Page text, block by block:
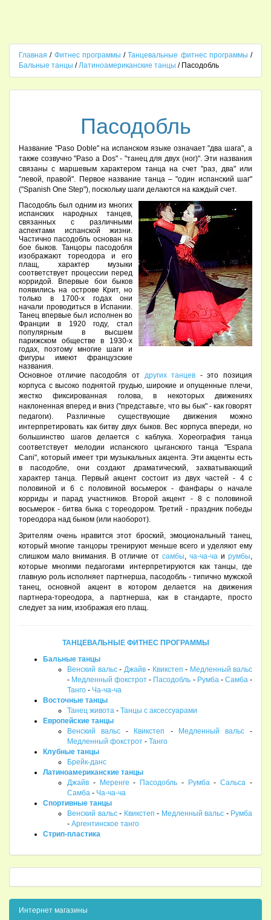
Главная / Фитнес программы /Танцевальные фитнес программы /
Бальные танцы /Латиноамериканские танцы / Пасодобль
Пасодобль
Название "Paso Doble" на испанском языке означает "два шага", а
также созвучно "Paso a Dos" - "танец для двух (ног)". Эти названия
связаны с маршевым характером танца на счет "раз, два" или
"левой, правой". Первое название танца – "один испанский шаг"
("Spanish One Step"), поскольку шаги делаются на каждый счет.
Пасодобль был одним из многих
испанских народных танцев,
связанных с различными
аспектами испанской жизни.
Частично пасодобль основан на
бое быков. Танцоры пасодобля
изображают тореодора и его
плащ, характер музыки
соответствует процессии перед
корридой. Впервые бои быков
появились на острове Крит, но
только в 1700-х годах они
начали проводиться в Испании.
Танец впервые был исполнен во
Франции в 1920 году, стал
популярным в высшем
парижском обществе в 1930-х
годах, поэтому многие шаги и
фигуры имеют французские
названия.
Основное отличие пасодобля от других танцев - это позиция
корпуса с высоко поднятой грудью, широкие и опущенные плечи,
жестко фиксированная голова, в некоторых движениях
наклоненная вперед и вниз ("представьте, что вы бык" - как говорят
педагоги). Различные существующие движения можно
интерпретировать как битву двух быков. Вес корпуса впереди, но
большинство шагов делается с каблука. Хореография танца
соответствует мелодии испанского цыганского танца "Espana
Cani", который имеет три музыкальных акцента. Эти акценты есть
в пасодобле, они создают драматический, захватывающий
характер танца. Первый акцент состоит из двух частей - 4 с
половиной и 6 с половиной восьмерок - фанфары о начале
корриды и парад участников. Второй акцент - 8 с половиной
восьмерок - битва быка с тореодором. Третий - праздник победы
тореодора над быком (или наоборот).
Зрителям очень нравится этот броский, эмоциональный танец,
который многие танцоры тренируют меньше всего и уделяют ему
слишком мало внимания. В отличие от самбы, ча-ча-чаирумбы,
которые многими педагогами интерпретируются как танцы, где
главную роль исполняет партнерша, пасодобль - типично мужской
танец, основной акцент в котором делается на движения
партнера-тореодора, а партнерша, как в стандарте, просто
следует за ним, изображая его плащ.
ТАНЦЕВАЛЬНЫЕ ФИТНЕС ПРОГРАММЫ
Бальные танцы
Венский вальс- Джайв- Квикстеп - Медленный вальс
- Медленный фокстрот - Пасодобль - Румба- Самба-
Танго - Ча-ча-ча
Восточные танцы
Танец живота - Танцы с аксессуарами
Европейские танцы
Венский вальс - Квикстеп - Медленный вальс-
Медленный фокстрот - Танго
Клубные танцы
Брейк-данс
Латиноамериканские танцы
Джайв - Меренге - Пасодобль - Румба-Сальса -
Самба - Ча-ча-ча
Спортивные танцы
Венский вальс- Квикстеп - Медленный вальс - Румба
- Аргентинское танго
Стрип-пластика
Интернет магазины